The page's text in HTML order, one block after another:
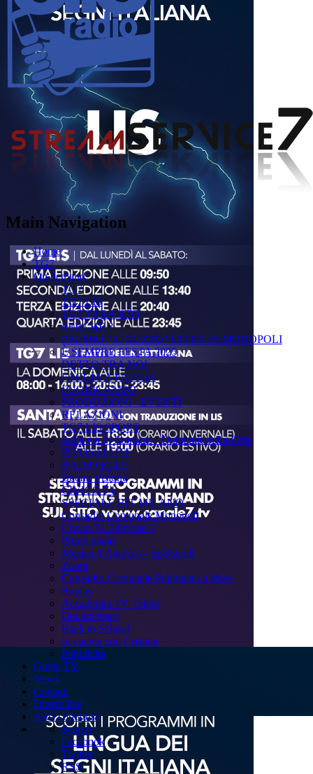
Main Navigation
Home
TG7
On demand
TG7
TG7 LIS
TG7 TARANTO
PERCHÉ ?
PREMIO "IL GOZZO" CITTÀ DI MONOPOLI
È SEMPRE FESTA 2025
DETTO TRA NOI
FACCIA A FACCIA
FUORICAMPO
PRODUZIONI - EVENTI
RELAZIONI
TG7 LIS SPORT
Sulla via di Emmaus - Domande sulla Fede
INFOSALUTE
RADIO ELLE
Buona Visione
CIVICO 74
SPECIALE BIT MILANO
Consiglio Comunale Monopoli
Civico 74 Edizione 2
Primo piano
Musica d'Attracco - Spettacoli
Zoom
Consiglio Comunale Polignano a Mare
Replay
Accademia TV Talent
Documentari
Back to School
In cucina con Cristina
Pubblicità
Guida TV
News
Contatti
Dirette live
Area copertura
Search
Facebook
Twitter
RSS